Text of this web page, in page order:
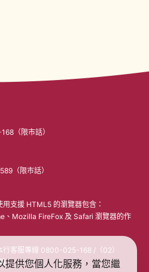
供您個人化服務，當您繼
（限市話）
（限市話）
支援 HTML5 的瀏覽器包含：
、Mozilla FireFox 及 Safari 瀏覽器的作
行客服專線 0800-025-168 /（02）